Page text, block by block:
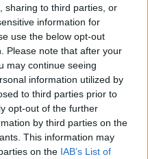
sharing to third parties, or
information for
use the below opt-out
Please note that after your
may continue seeing
information utilized by
to third parties prior to
opt-out of the further
by third parties on the
This information may
on the IAB’s List of